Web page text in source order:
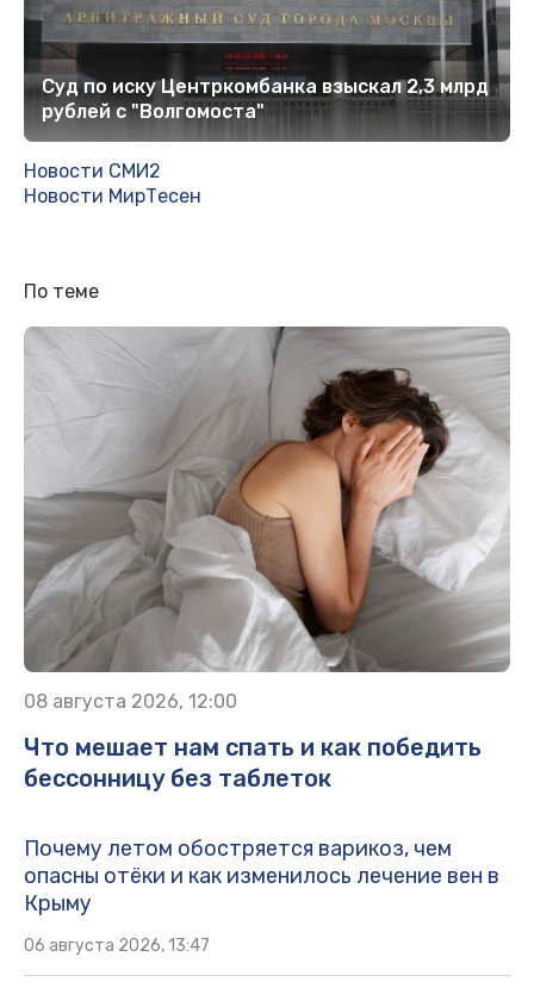
Суд по иску Центркомбанка взыскал 2,3 млрд
рублей с "Волгомоста"
Новости СМИ2
Новости МирТесен
По теме
08 августа 2026, 12:00
Что мешает нам спать и как победить
бессонницу без таблеток
Почему летом обостряется варикоз, чем
опасны отёки и как изменилось лечение вен в
Крыму
06 августа 2026, 13:47